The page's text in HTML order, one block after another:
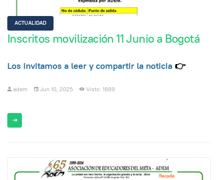
ACTUALIDAD
Inscritos movilización 11 Junio a Bogotá
Los invitamos a leer y compartir la noticia 👉
adem Jun 10, 2025 Visto: 1889